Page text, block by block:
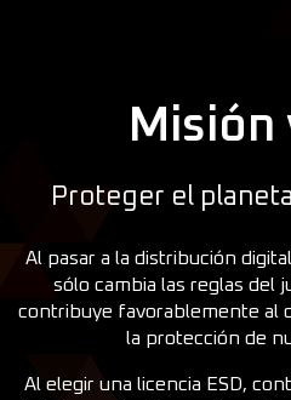
Misión
Proteger el
Al pasar a la distribución
sólo cambia las reglas del
contribuye favorablemente al
la protección de
Al elegir una licencia ESD,